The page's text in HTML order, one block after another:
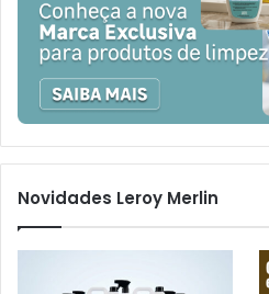
Novidades Leroy Merlin